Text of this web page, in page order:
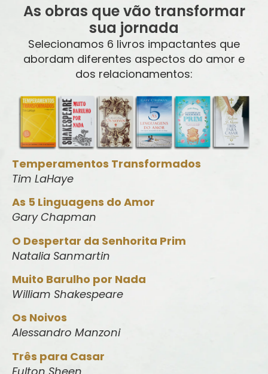
As obras que vão transformar
sua jornada
Selecionamos 6 livros impactantes que
abordam diferentes aspectos do amor e
dos relacionamentos:
Temperamentos Transformados
Tim LaHaye
As 5 Linguagens do Amor
Gary Chapman
O Despertar da Senhorita Prim
Natalia Sanmartin
Muito Barulho por Nada
William Shakespeare
Os Noivos
Alessandro Manzoni
Três para Casar